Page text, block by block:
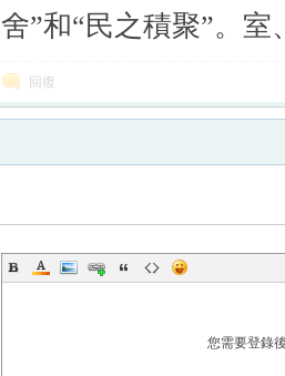
舍”和“民之積聚”。
回復
您需要登錄